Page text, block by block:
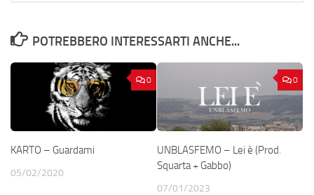
POTREBBERO INTERESSARTI ANCHE...
0
KARTO – Guardami
05/02/2020
0
UNBLASFEMO – Lei è (Prod.
Squarta + Gabbo)
07/01/2023